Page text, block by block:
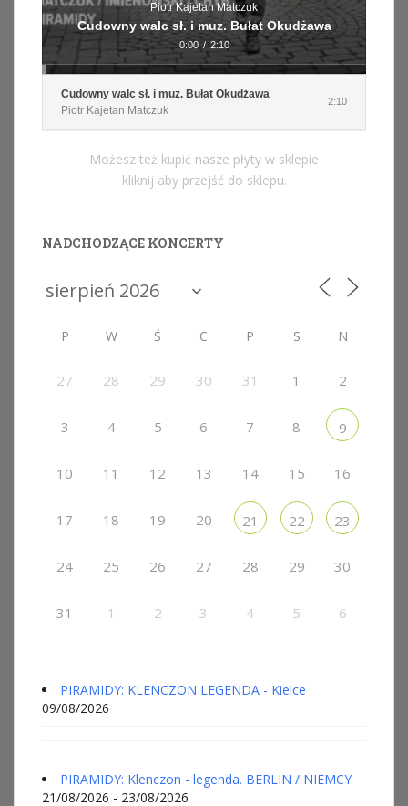
Piotr Kajetan Matczuk
Cudowny walc sł. i muz. Bułat Okudżawa
0:00 / 2:10
Cudowny walc sł. i muz. Bułat Okudżawa
Piotr Kajetan Matczuk
2:10
Możesz też kupić nasze płyty w sklepie
kliknij aby przejść do sklepu.
NADCHODZĄCE KONCERTY
P W Ś C P S N
27 28 29 30 31 1 2
3 4 5 6 7 8 9
10 11 12 13 14 15 16
17 18 19 20 21 22 23
24 25 26 27 28 29 30
31 1 2 3 4 5 6
PIRAMIDY: KLENCZON LEGENDA - Kielce
09/08/2026
PIRAMIDY: Klenczon - legenda. BERLIN / NIEMCY
21/08/2026 - 23/08/2026